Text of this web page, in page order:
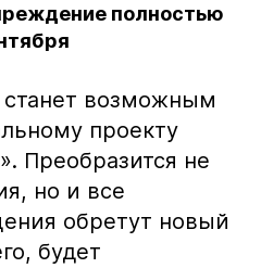
полностью
возможным
проекту
Преобразится не
но и все
обретут новый
будет